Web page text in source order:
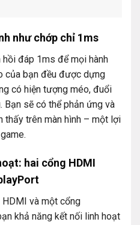
như chớp chỉ 1ms
hồi đáp 1ms để mọi hành
của bạn đều được dựng
có hiện tượng méo, đuổi
Bạn sẽ có thể phản ứng và
trên màn hình – một lợi
hai cổng HDMI
HDMI và một cổng
khả năng kết nối linh hoạt